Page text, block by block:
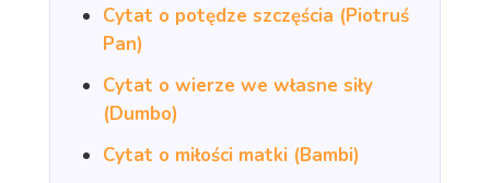
Cytat o potędze szczęścia (Piotruś
Pan)
Cytat o wierze we własne siły
(Dumbo)
Cytat o miłości matki (Bambi)